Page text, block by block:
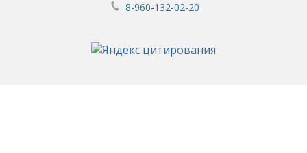
8-960-132-02-20